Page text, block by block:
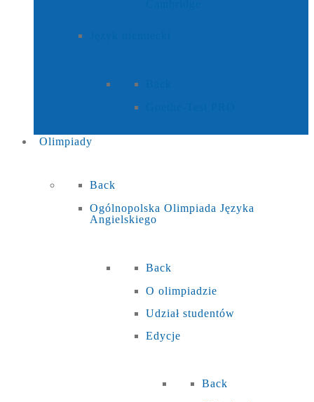
Olimpiady
Back
Ogólnopolska Olimpiada Języka
Angielskiego
Back
O olimpiadzie
Udział studentów
Edycje
Back